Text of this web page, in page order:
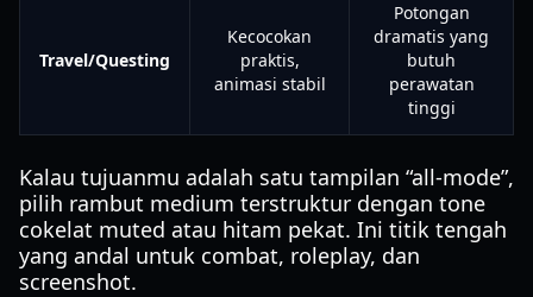
Travel/Questing
Kecocokan
praktis,
animasi stabil
Potongan
dramatis yang
butuh
perawatan
tinggi
Kalau tujuanmu adalah satu tampilan “all-mode”,
pilih rambut medium terstruktur dengan tone
cokelat muted atau hitam pekat. Ini titik tengah
yang andal untuk combat, roleplay, dan
screenshot.